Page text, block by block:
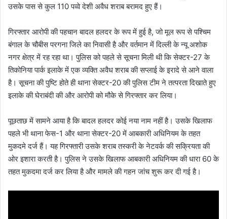
उसके पास से कुल 110 पव्वे देशी अवैध शराब बरामद हुए हैं।
गिरफ्तार आरोपी की पहचान बादल हलदर के रूप में हुई है, जो मूल रूप से पश्चिम
बंगाल के चौबीस परगना जिले का निवासी है और वर्तमान में दिल्ली के न्यू अशोक
नगर क्षेत्र में रह रहा था। पुलिस को पहले से सूचना मिली थी कि सेक्टर-27 के
तिकोनिया पार्क इलाके में एक व्यक्ति अवैध शराब की सप्लाई के इरादे से आने वाला
है। सूचना की पुष्टि होते ही थाना सेक्टर-20 की पुलिस टीम ने तत्परता दिखाते हुए
इलाके की घेराबंदी की और आरोपी को मौके से गिरफ्तार कर लिया।
पूछताछ में सामने आया है कि बादल हलदर कोई नया नाम नहीं है। उसके खिलाफ
पहले भी थाना फेस-1 और थाना सेक्टर-20 में आबकारी अधिनियम के तहत
मुकदमे दर्ज हैं। यह गिरफ्तारी उसके शराब तस्करी के नेटवर्क की सक्रियता की
ओर इशारा करती है। पुलिस ने उसके खिलाफ आबकारी अधिनियम की धारा 60 के
तहत मुकदमा दर्ज कर लिया है और मामले की गहन जांच शुरू कर दी गई है।